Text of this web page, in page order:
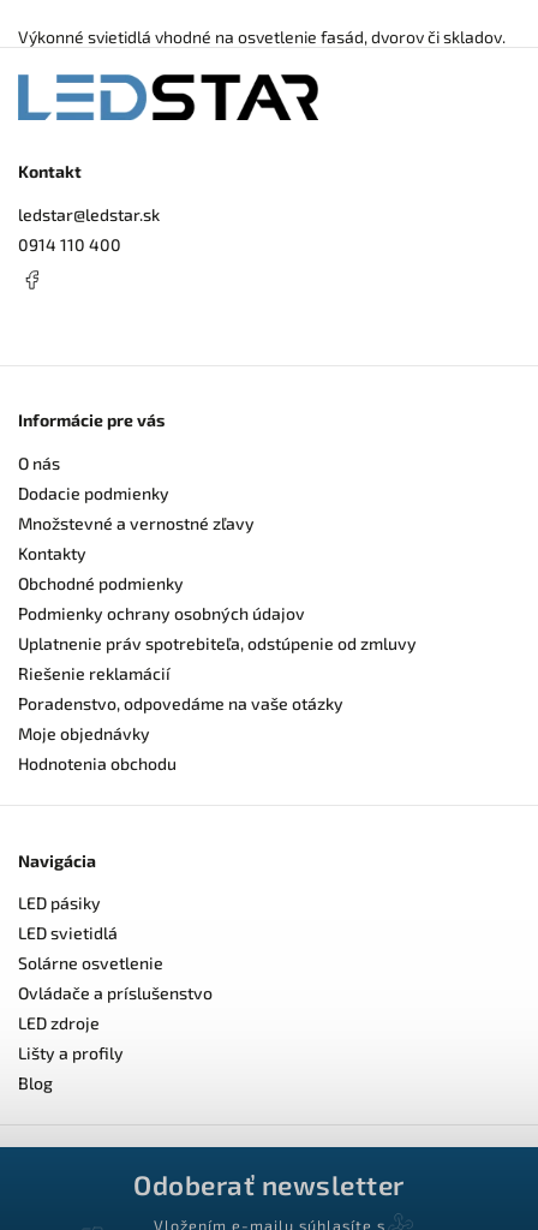
Výkonné svietidlá vhodné na osvetlenie fasád, dvorov či skladov.
Kontakt
ledstar@ledstar.sk
0914 110 400
Informácie pre vás
O nás
Dodacie podmienky
Množstevné a vernostné zľavy
Kontakty
Obchodné podmienky
Podmienky ochrany osobných údajov
Uplatnenie práv spotrebiteľa, odstúpenie od zmluvy
Riešenie reklamácií
Poradenstvo, odpovedáme na vaše otázky
Moje objednávky
Hodnotenia obchodu
Navigácia
LED pásiky
LED svietidlá
Solárne osvetlenie
Ovládače a príslušenstvo
LED zdroje
Lišty a profily
Blog
Odoberať newsletter
Vložením e-mailu súhlasíte s